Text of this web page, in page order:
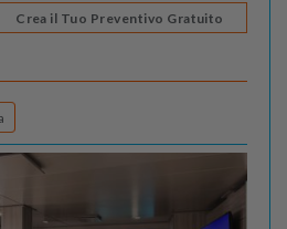
Crea il Tuo Preventivo Gratuito